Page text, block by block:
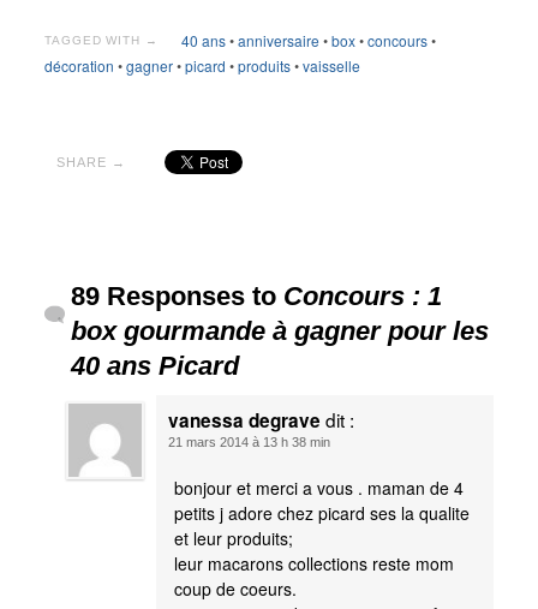
TAGGED WITH → 40 ans•anniversaire•box•concours•
décoration •gagner•picard •produits•vaisselle
SHARE →
89 Responses to Concours : 1
box gourmande à gagner pour les
40 ans Picard
vanessa degrave dit :
21 mars 2014 à 13 h 38 min
bonjour et merci a vous . maman de 4
petits j adore chez picard ses la qualite
et leur produits;
leur macarons collections reste mom
coup de coeurs.